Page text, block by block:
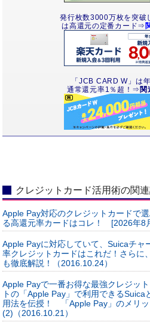
発行枚数3000万枚を突破
は高還元の定番カード⇒
「JCB CARD W」は
通常還元率1％超！⇒ 関
クレジットカード活用術の関
Apple Pay対応のクレジットカードで
る高還元率カードはコレ！ [2026年8
Apple Payに対応していて、Suicaチャ
率クレジットカードはこれだ！さらに
も徹底解説！（2016.10.24）
Apple Payで一番お得な最強クレジッ
トの「Apple Pay」で利用できる
用法を伝授！ 「Apple Pay」のメリッ
(2)（2016.10.21）